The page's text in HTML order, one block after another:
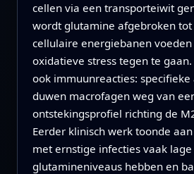
cellen via een transporteiwit
wordt glutamine afgebroken
cellulaire energiebanen
oxidatieve stress tegen te
ook immuunreacties:
duwen macrofagen weg van
ontstekingsprofiel richting de
Eerder klinisch werk toonde
met ernstige infecties vaak lage
glutamineniveaus hebben en